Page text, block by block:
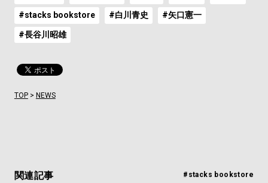
#stacks bookstore #白川青史 #矢口憲一
#長谷川昭雄
TOP> NEWS
関連記事 #stacks bookstore